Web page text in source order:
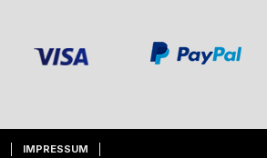
IMPRESSUM